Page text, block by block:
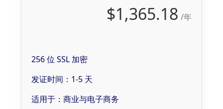
$1,365.18 /年
256 位 SSL 加密
发证时间：1-5 天
适用于：商业与电子商务